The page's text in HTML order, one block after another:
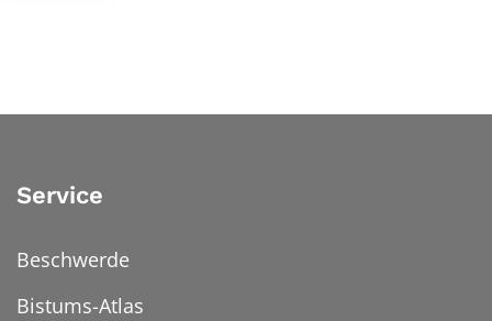
Service
Beschwerde
Bistums-Atlas